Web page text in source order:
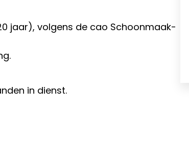
jaar), volgens de cao Schoonmaak-
in dienst.